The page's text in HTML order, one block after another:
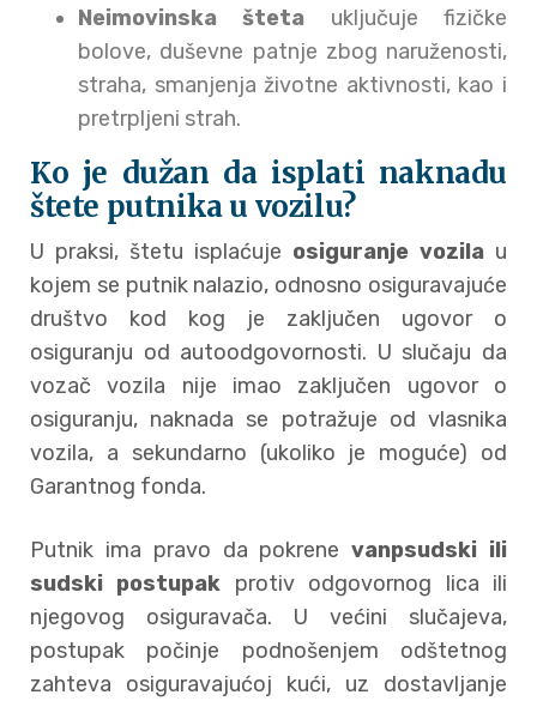
Neimovinska šteta uključuje fizičke
bolove, duševne patnje zbog naruženosti,
straha, smanjenja životne aktivnosti, kao i
pretrpljeni strah.
Ko je dužan da isplati naknadu
štete putnika u vozilu?
U praksi, štetu isplaćuje osiguranje vozila u
kojem se putnik nalazio, odnosno osiguravajuće
društvo kod kog je zaključen ugovor o
osiguranju od autoodgovornosti. U slučaju da
vozač vozila nije imao zaključen ugovor o
osiguranju, naknada se potražuje od vlasnika
vozila, a sekundarno (ukoliko je moguće) od
Garantnog fonda.
Putnik ima pravo da pokrenevanpsudski ili
sudski postupak protiv odgovornog lica ili
njegovog osiguravača. U većini slučajeva,
postupak počinje podnošenjem odštetnog
zahteva osiguravajućoj kući, uz dostavljanje